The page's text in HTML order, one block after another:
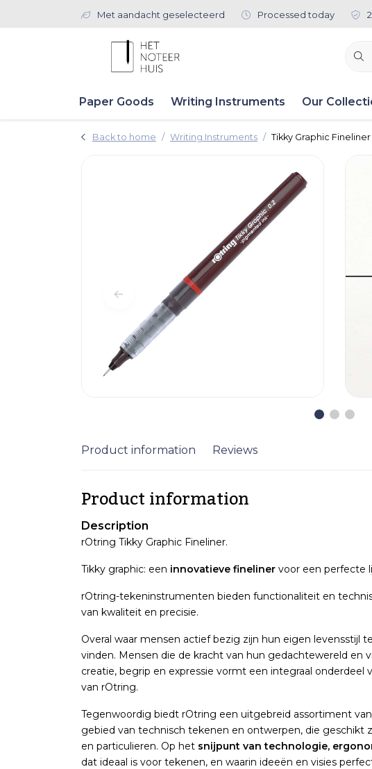
Met aandacht geselecteerd Processed today
Paper Goods Writing Instruments Our
Back to home Writing Instruments Tikky Graphic Fineliner
Product information Reviews
Product information
Description
rOtring Tikky Graphic Fineliner.
Tikky graphic: een innovatieve fineliner voor een perfecte
rOtring-tekeninstrumenten bieden functionaliteit en
van kwaliteit en precisie.
Overal waar mensen actief bezig zijn hun eigen levensstijl
vinden. Mensen die de kracht van hun gedachtewereld en
creatie, begrip en expressie vormt een integraal
van rOtring.
Tegenwoordig biedt rOtring een uitgebreid assortiment
gebied van technisch tekenen en ontwerpen, die geschikt
en particulieren. Op het snijpunt van technologie,
dat ideaal is voor tekenen, en waarin ideeën en visies